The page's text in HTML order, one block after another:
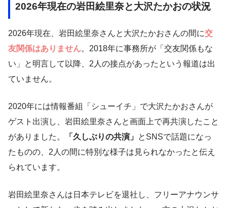
2026年現在の岩田絵里奈と大沢たかおの状況
2026年現在、岩田絵里奈さんと大沢たかおさんの間に交
友関係はありません。2018年に事務所が「交友関係もな
い」と明言して以降、2人の接点があったという報道は出
ていません。
2020年には情報番組「シューイチ」で大沢たかおさんが
ゲスト出演し、岩田絵里奈さんと画面上で再共演したこと
がありました。
「久しぶりの共演」 とSNSで話題になっ
たものの、2人の間に特別な様子は見られなかったと伝え
られています。
岩田絵里奈さんは日本テレビを退社し、フリーアナウンサ